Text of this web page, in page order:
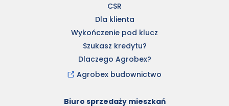
CSR
Dla klienta
Wykończenie pod klucz
Szukasz kredytu?
Dlaczego Agrobex?
Agrobex budownictwo
Biuro sprzedaży mieszkań